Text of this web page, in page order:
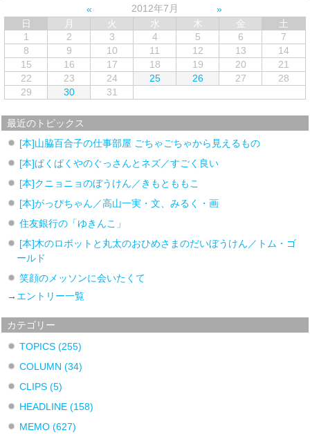
2012年7月
日
月 火 水 木 金
土
1
2 3 4 5 6
7
8
9 10 11 12 13
14
15
16 17 18 19 20
21
22
23 24 25 26 27
28
29
30 31
最近のトピックス
[本]山脇百合子の仕事部屋 ごちゃごちゃから見えるもの
[本]ぱくぱくやのぐっさんとネズ／すごく良い
[本]クニョニョのぼうけん／きもとももこ
[本]がっぴちゃん／高山一実・文、みるく・画
住友銀行の「ゆきんこ」
[本]木のロボットと丸太のおひめさまのだいぼうけん／トム・ゴ
ールド
笑顔のメッソンに会いたくて
→ エントリー一覧
カテゴリー
TOPICS(255)
COLUMN(34)
CLIPS(5)
HEADLINE(158)
MEMO(627)